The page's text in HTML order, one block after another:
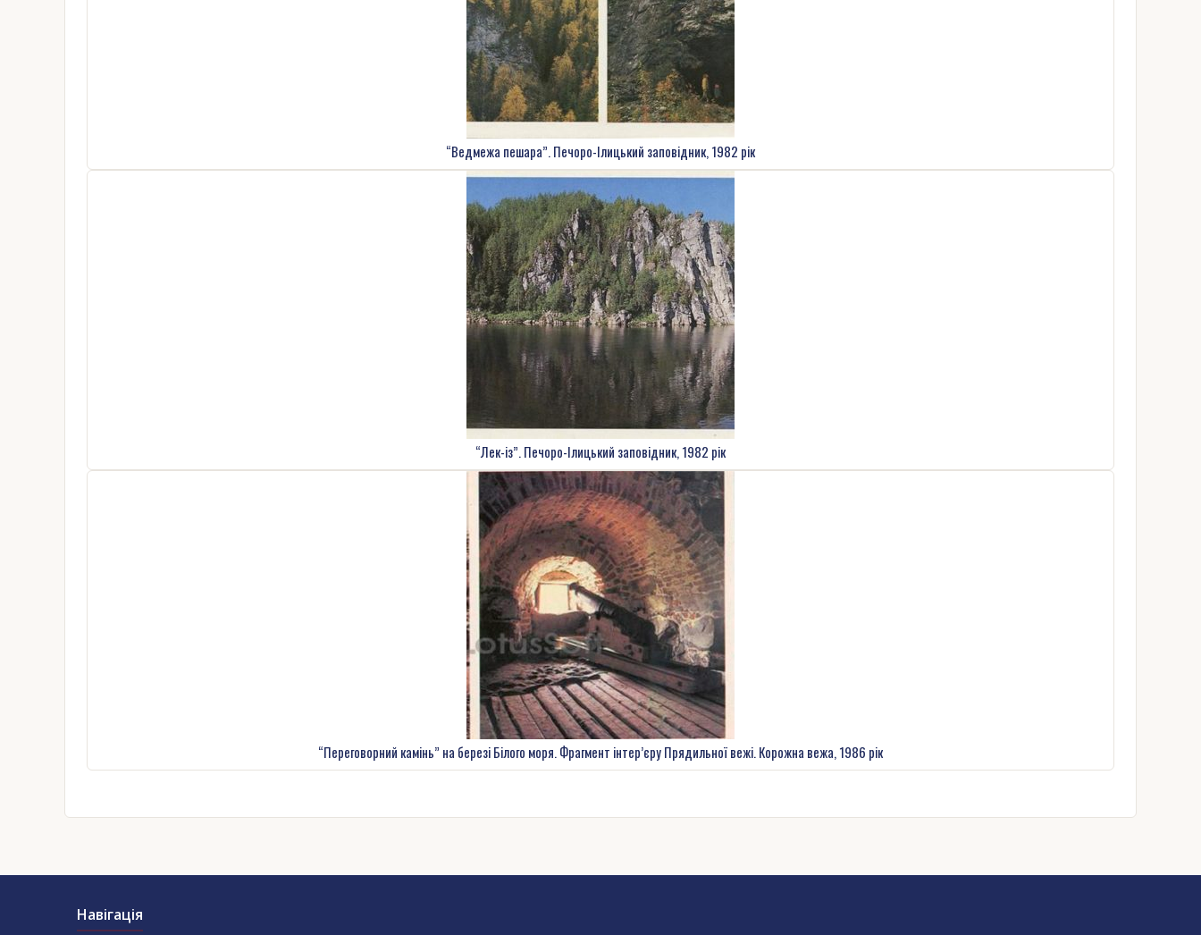
“Ведмежа пешара”. Печоро-Ілицький заповідник, 1982 рік
“Лек-із”. Печоро-Ілицький заповідник, 1982 рік
“Переговорний камінь” на березі Білого моря. Фрагмент інтер’єру Прядильної вежі. Корожна вежа, 1986 рік
Навігація